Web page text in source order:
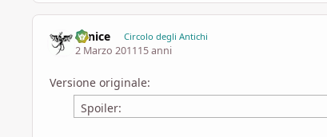
Fenice Circolo degli Antichi
2 Marzo 201115 anni
Versione originale:
Spoiler: